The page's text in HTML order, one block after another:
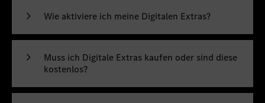
Wie aktiviere ich meine Digitalen Extras?
Muss ich Digitale Extras kaufen oder sind diese
kostenlos?